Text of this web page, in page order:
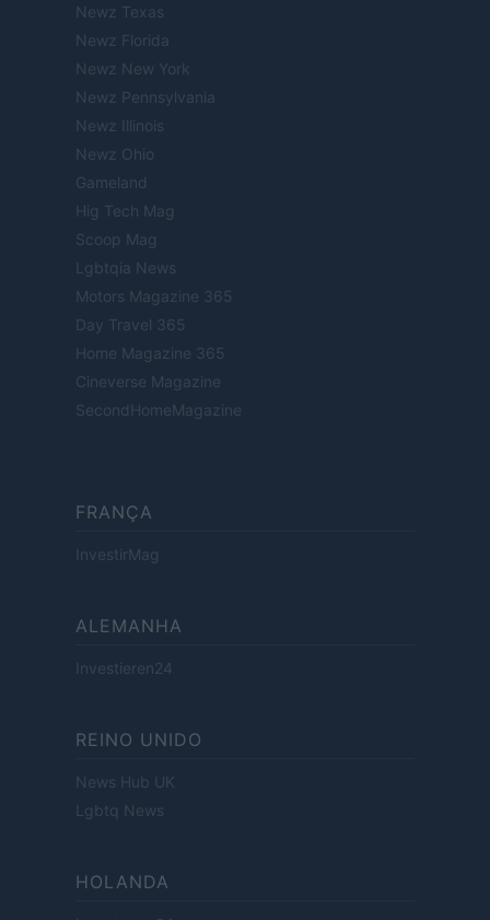
Newz Texas
Newz Florida
Newz New York
Newz Pennsylvania
Newz Illinois
Newz Ohio
Gameland
Hig Tech Mag
Scoop Mag
Lgbtqia News
Motors Magazine 365
Day Travel 365
Home Magazine 365
Cineverse Magazine
SecondHomeMagazine
FRANÇA
InvestirMag
ALEMANHA
Investieren24
REINO UNIDO
News Hub UK
Lgbtq News
HOLANDA